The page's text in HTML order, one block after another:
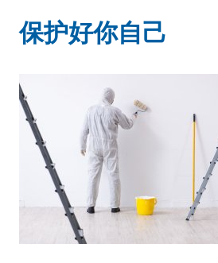
保护好你自己